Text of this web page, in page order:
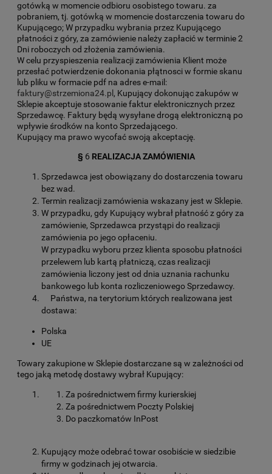
gotówką w momencie odbioru osobistego towaru. za
pobraniem, tj. gotówką w momencie dostarczenia towaru do
Kupującego; W przypadku wybrania przez Kupującego
płatności z góry, za zamówienie należy zapłacić w terminie 2
Dni roboczych od złożenia zamówienia.
W celu przyspieszenia realizacji zamówienia Klient może
przesłać potwierdzenie dokonania płątnosci w formie skanu
lub pliku w formacie pdf na adres e-mail:
faktury@strzemiona24.pl , Kupujący dokonując zakupów w
Sklepie akceptuje stosowanie faktur elektronicznych przez
Sprzedawcę. Faktury będą wysyłane drogą elektroniczną po
wpływie środków na konto Sprzedającego.
Kupujący ma prawo wycofać swoją akceptację.
§ 6 REALIZACJA ZAMÓWIENIA
Sprzedawca jest obowiązany do dostarczenia towaru
bez wad.
Termin realizacji zamówienia wskazany jest w Sklepie.
W przypadku, gdy Kupujący wybrał płatność z góry za
zamówienie, Sprzedawca przystąpi do realizacji
zamówienia po jego opłaceniu.
W przypadku wyboru przez klienta sposobu płatności
przelewem lub kartą płatniczą, czas realizacji
zamówienia liczony jest od dnia uznania rachunku
bankowego lub konta rozliczeniowego Sprzedawcy.
Państwa, na terytorium których realizowana jest
dostawa:
Polska
UE
Towary zakupione w Sklepie dostarczane są w zależności od
tego jaką metodę dostawy wybrał Kupujący:
Za pośrednictwem firmy kurierskiej
Za pośrednictwem Poczty Polskiej
Do paczkomatów InPost
Kupujący może odebrać towar osobiście w siedzibie
firmy w godzinach jej otwarcia.